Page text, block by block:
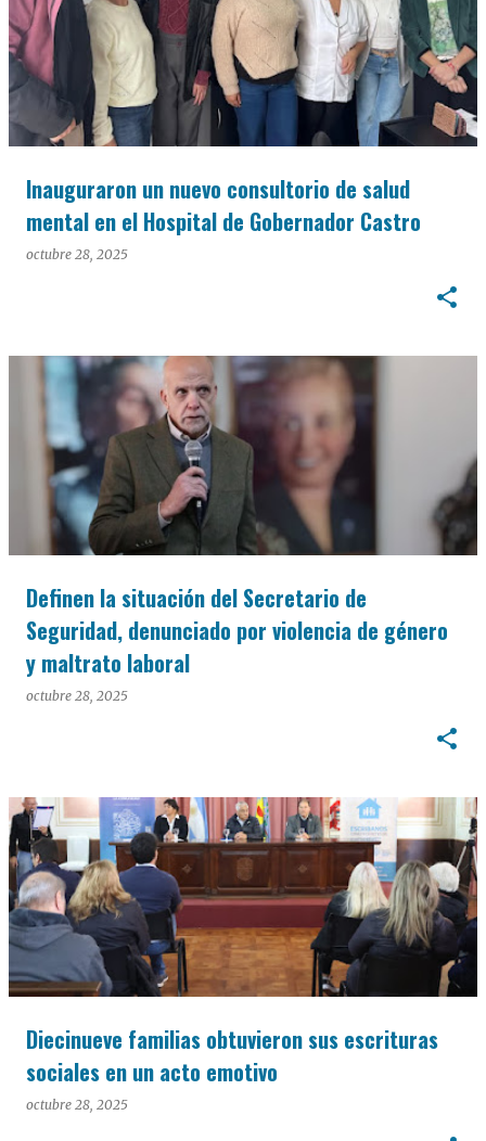
locales y potenciar la interacción de los lectores con
nuestros contenidos.
Inauguraron un nuevo consultorio de salud
mental en el Hospital de Gobernador Castro
octubre 28, 2025
Definen la situación del Secretario de
Seguridad, denunciado por violencia de género
y maltrato laboral
octubre 28, 2025
Diecinueve familias obtuvieron sus escrituras
sociales en un acto emotivo
octubre 28, 2025